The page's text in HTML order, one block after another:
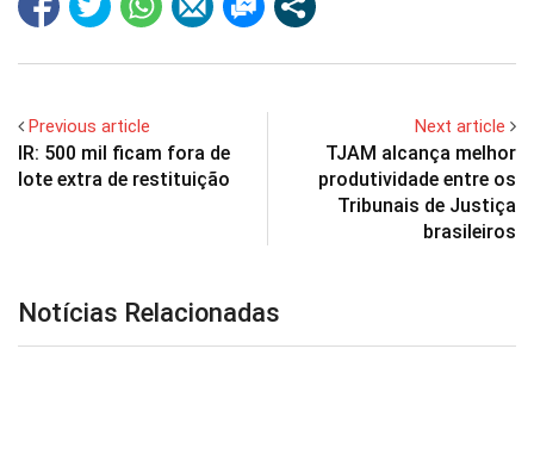
Previous article
IR: 500 mil ficam fora de
lote extra de restituição
Next article
TJAM alcança melhor
produtividade entre os
Tribunais de Justiça
brasileiros
Notícias Relacionadas